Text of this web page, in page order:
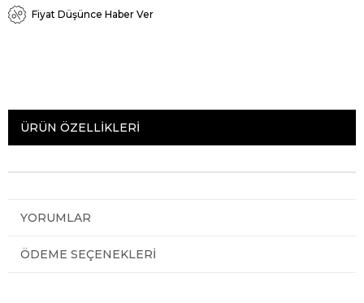
Fiyat Düşünce Haber Ver
ÜRÜN ÖZELLIKLERI
YORUMLAR
ÖDEME SEÇENEKLERI